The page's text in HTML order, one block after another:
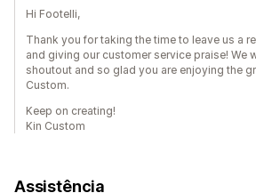
Hi Footelli,
Thank you for taking the time to leave us a
and giving our customer service praise! We
shoutout and so glad you are enjoying the
Custom.
Keep on creating!
Kin Custom
Assistência